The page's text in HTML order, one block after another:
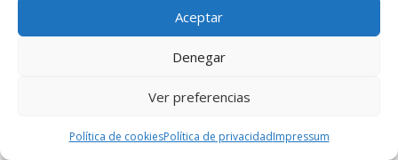
Aceptar
Denegar
Ver preferencias
Política de cookiesPolítica de privacidadImpressum